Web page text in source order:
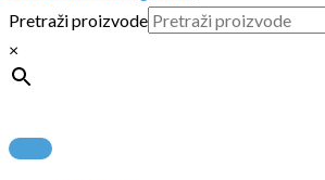
Pretraži proizvode
×